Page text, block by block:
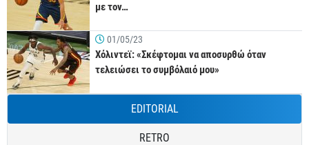
με τον…
01/05/23
Χόλιντεϊ: «Σκέφτομαι να αποσυρθώ όταν
τελειώσει το συμβόλαιό μου»
EDITORIAL
RETRO